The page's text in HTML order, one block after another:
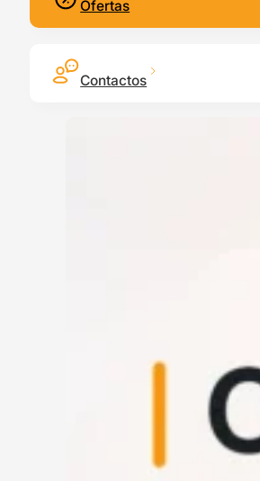
Ofertas
Contactos